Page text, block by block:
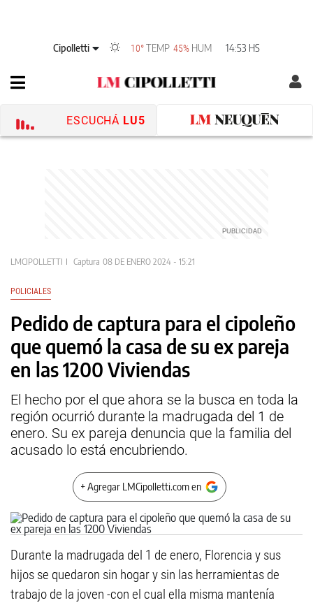
Cipolletti 10°TEMP 45% HUM 14:53 HS
ESCUCHÁ LU5
LMCIPOLLETTI Captura 08 DE ENERO 2024 - 15:21
POLICIALES
Pedido de captura para el cipoleño
que quemó la casa de su ex pareja
en las 1200 Viviendas
El hecho por el que ahora se la busca en toda la
región ocurrió durante la madrugada del 1 de
enero. Su ex pareja denuncia que la familia del
acusado lo está encubriendo.
+ Agregar LMCipolletti.com en
Durante la madrugada del 1 de enero, Florencia y sus
hijos se quedaron sin hogar y sin las herramientas de
trabajo de la joven -con el cual ella misma mantenía